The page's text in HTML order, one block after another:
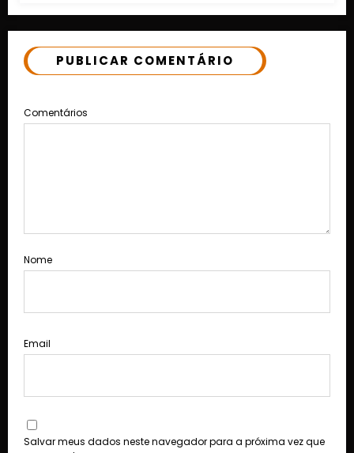
PUBLICAR COMENTÁRIO
Comentários
Nome
Email
Salvar meus dados neste navegador para a próxima vez que